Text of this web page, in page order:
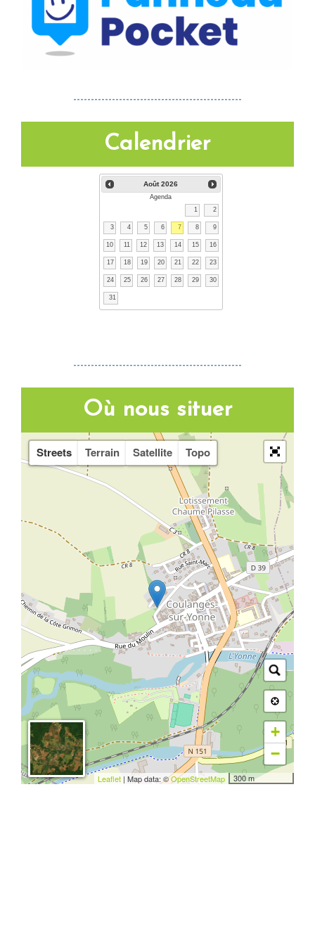
------------------------------------------------
Calendrier
Août 2026
Agenda
1
2
3 4 5 6 7 8 9
10 11 12 13 14 15 16
17 18 19 20 21 22 23
24 25 26 27 28 29 30
31
------------------------------------------------
Où nous situer
Streets Terrain Satellite Topo
+
−
300 m
Leaflet| Map data: ©OpenStreetMap